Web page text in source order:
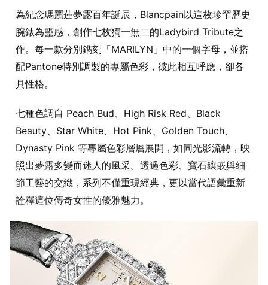
為紀念瑪麗蓮夢露百年誕辰，Blancpain以這枚珍罕歷史
腕錶為靈感，創作七枚獨一無二的Ladybird Tribute之
作。每一款分別鐫刻「MARILYN」中的一個字母，並搭
配Pantone特別調製的專屬色彩，彼此相互呼應，卻各
具性格。
七種色調自 Peach Bud、High Risk Red、Black
Beauty、Star White、Hot Pink、Golden Touch、
Dynasty Pink 等專屬色彩層層展開，如同光影流轉，映
照出夢露多變而迷人的風采。透過色彩、寶石鑲嵌與細
節工藝的交織，系列不僅重現經典，更以當代語彙重新
詮釋這位傳奇女性的優雅魅力。